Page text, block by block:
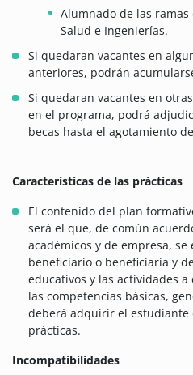
Alumnado de las ramas
Salud e Ingenierías.
Si quedaran vacantes en
anteriores, podrán
Si quedaran vacantes en
en el programa, podrá
becas hasta el agotamiento
Características de las prácticas
El contenido del plan
será el que, de común
académicos y de empresa, se
beneficiario o beneficiaria y
educativos y las actividades
las competencias básicas,
deberá adquirir el
prácticas.
Incompatibilidades